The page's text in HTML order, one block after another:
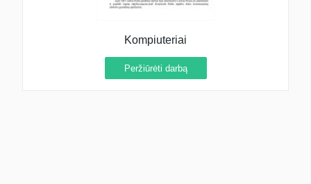
Kompiuteriai
Peržiūrėti darbą